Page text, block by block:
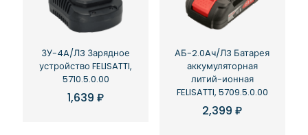
ЗУ-4A/Л3 Зарядное
устройство FELISATTI,
5710.5.0.00
1,639₽
АБ-2.0Aч/Л3 Батарея
аккумуляторная
литий-ионная
FELISATTI, 5709.5.0.00
2,399₽